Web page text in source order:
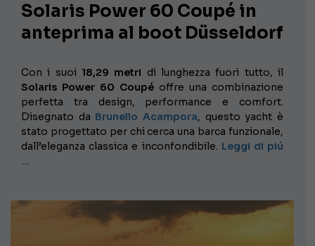
Solaris Power 60 Coupé in
anteprima al boot Düsseldorf
Con i suoi 18,29 metri di lunghezza fuori tutto, il
Solaris Power 60 Coupé offre una combinazione
perfetta tra design, performance e comfort.
Disegnato da Brunello Acampora, questo yacht è
stato progettato per chi cerca una barca funzionale,
dall’eleganza classica e inconfondibile. Leggi di piú
…